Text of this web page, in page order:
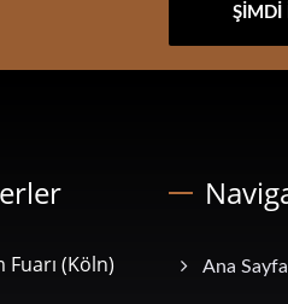
ŞIMDI
Fuarı (Köln)
Ana Sayfa